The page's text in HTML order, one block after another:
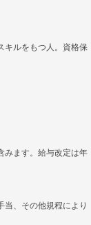
キルをもつ人。資格保
みます。給与改定は年
当、その他規程により